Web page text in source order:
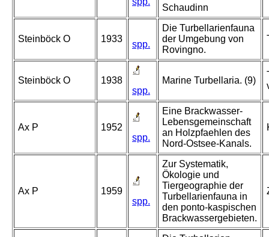
Schaudinn
Steinböck O 1933
spp.
Die Turbellarienfauna
der Umgebung von
Rovingno.
Steinböck O
1938
spp.
Marine Turbellaria. (9)
Ax P
1952
spp.
Eine Brackwasser-
Lebensgemeinschaft
an Holzpfaehlen des
Nord-Ostsee-Kanals.
Ax P
1959
spp.
Zur Systematik,
Ökologie und
Tiergeographie der
Turbellarienfauna in
den ponto-kaspischen
Brackwassergebieten.